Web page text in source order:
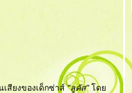
สียงของเด็กซ่าส์"ลูคัส"ด